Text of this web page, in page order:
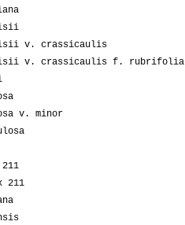
v. crassicaulis
v. crassicaulis f. rubrifolia
v. minor
211